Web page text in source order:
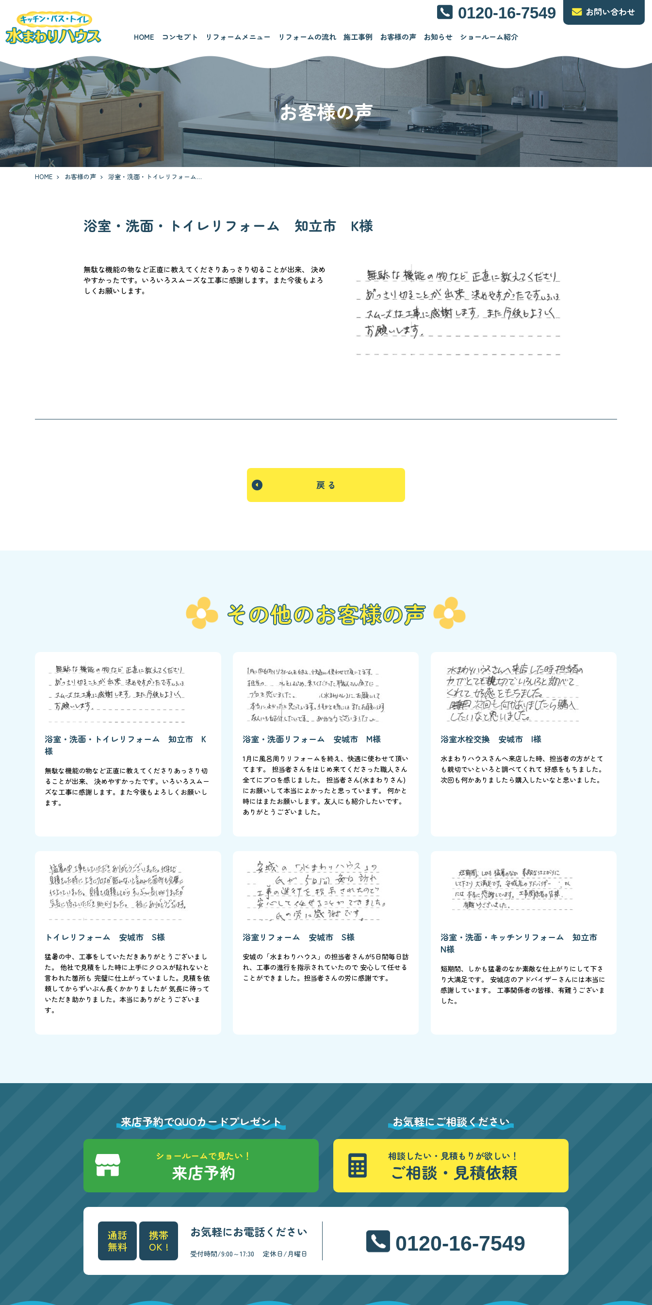
0120-16-7549 お問い合わせ
HOME コンセプト リフォームメニュー リフォームの流れ 施工事例 お客様の声 お知らせ ショールーム紹介
お客様の声
HOME お客様の声 浴室・洗面・トイレリフォーム 知立市 K様
浴室・洗面・トイレリフォーム 知立市 K様
無駄な機能の物など正直に教えてくださりあっさり切ることが出来、 決め
やすかったです。いろいろスムーズな工事に感謝します。また今後もよろ
しくお願いします。
戻 る
その他のお客様の声
浴室・洗面・トイレリフォーム 知立市 K
様
無駄な機能の物など正直に教えてくださりあっさり切
ることが出来、 決めやすかったです。いろいろスムー
ズな工事に感謝します。また今後もよろしくお願いし
ます。
浴室・洗面リフォーム 安城市 M様
1月に風呂周りリフォームを終え、快適に使わせて頂い
てます。 担当者さんをはじめ来てくださった職人さん
全てにプロを感じました。 担当者さん(水まわりさん)
にお願いして本当によかったと思っています。 何かと
時にはまたお願いします。友人にも紹介したいです。
ありがとうございました。
浴室水栓交換 安城市 I様
水まわりハウスさんへ来店した時、担当者の方がとて
も親切でいといろと調べてくれて 好感をもちました。
次回も何かありましたら購入したいなと思いました。
トイレリフォーム 安城市 S様
猛暑の中、工事をしていただきありがとうございまし
た。 他社で見積をした時に上手にクロスが貼れないと
言われた箇所も 完璧に仕上がっていました。見積を依
頼してからずいぶん長くかかりましたが 気長に待って
いただき助かりました。本当にありがとうございま
す。
浴室リフォーム 安城市 S様
安城の「水まわりハウス」の担当者さんが5日間毎日訪
れ、工事の進行を指示されていたので 安心して任せる
ことができました。担当者さんの労に感謝です。
浴室・洗面・キッチンリフォーム 知立市
N様
短期間、しかも猛暑のなか素敵な仕上がりにして下さ
り大満足です。 安城店のアドバイザーさんには本当に
感謝しています。 工事関係者の皆様、有難うございま
した。
来店予約でQUOカードプレゼント
ショールームで見たい！
来店予約
お気軽にご相談ください
相談したい・見積もりが欲しい！
ご相談・見積依頼
通話
無料
携帯
OK !
お気軽にお電話ください
受付時間/9:00～17:30 定休日/月曜日 0120-16-7549